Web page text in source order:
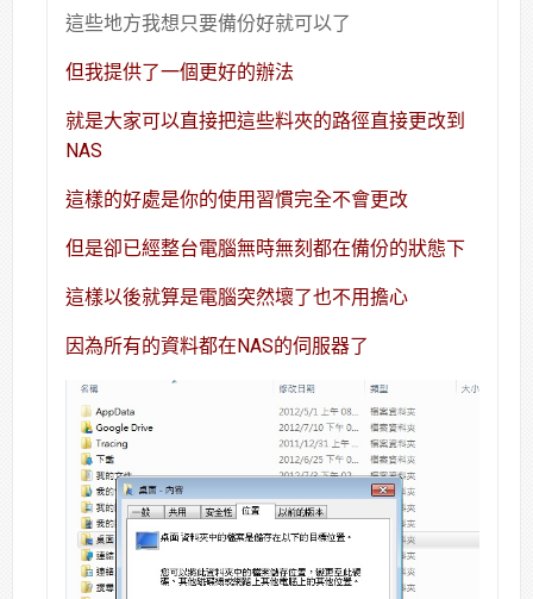
這些地方我想只要備份好就可以了
但我提供了一個更好的辦法
就是大家可以直接把這些料夾的路徑直接更改到
NAS
這樣的好處是你的使用習慣完全不會更改
但是卻已經整台電腦無時無刻都在備份的狀態下
這樣以後就算是電腦突然壞了也不用擔心
因為所有的資料都在NAS的伺服器了